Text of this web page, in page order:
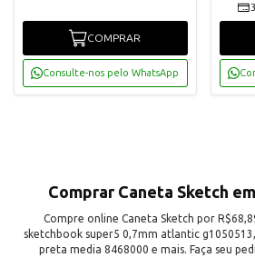
COMPRAR
Consulte-nos pelo WhatsApp
3
Comprar Caneta Sketch
Compre online Caneta Sketch por
sketchbook super5 0,7mm atlantic
preta media 8468000 e mais. Faça seu